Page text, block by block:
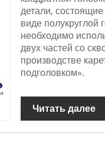
детали,
виде полукруглой
необходимо
двух частей со
производстве
подголовком».
Читать далее